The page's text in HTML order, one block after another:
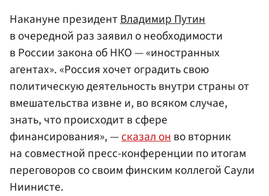
Накануне президентВладимир Путин
в очередной раз заявил о необходимости
в России закона об НКО — «иностранных
агентах». «Россия хочет оградить свою
политическую деятельность внутри страны от
вмешательства извне и, во всяком случае,
знать, что происходит в сфере
финансирования», —сказал онво вторник
на совместной пресс-конференции по итогам
переговоров со своим финским коллегой Саули
Ниинисте.